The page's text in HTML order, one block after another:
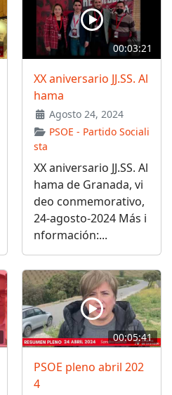
00:03:21
XX aniversario JJ.SS. Al
hama
Agosto 24, 2024
PSOE - Partido Sociali
sta
XX aniversario JJ.SS. Al
hama de Granada, vi
deo conmemorativo,
24-agosto-2024 Más i
nformación:...
00:05:41
PSOE pleno abril 202
4